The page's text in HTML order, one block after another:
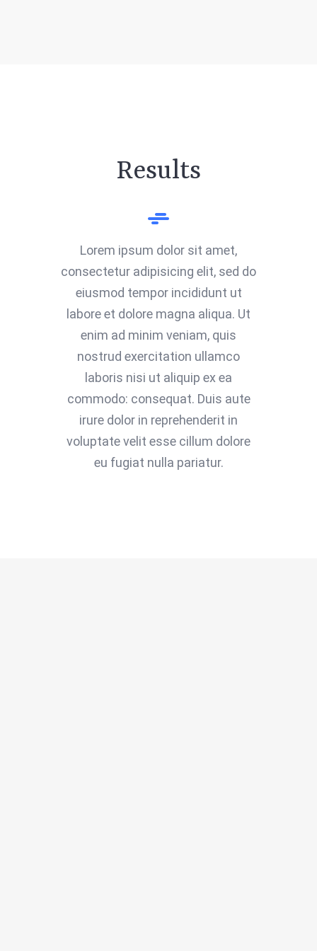
Results
Lorem ipsum dolor sit amet,
consectetur adipisicing elit, sed do
eiusmod tempor incididunt ut
labore et dolore magna aliqua. Ut
enim ad minim veniam, quis
nostrud exercitation ullamco
laboris nisi ut aliquip ex ea
commodo: consequat. Duis aute
irure dolor in reprehenderit in
voluptate velit esse cillum dolore
eu fugiat nulla pariatur.